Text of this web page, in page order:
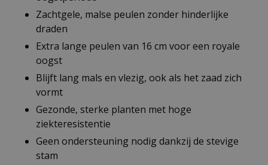
Zachtgele, malse peulen zonder hinderlijke
draden
Extra lange peulen van 16 cm voor een royale
oogst
Blijft lang mals en vlezig, ook als het zaad zich
vormt
Gezonde, sterke planten met hoge
ziekteresistentie
Geen ondersteuning nodig dankzij de stevige
stam